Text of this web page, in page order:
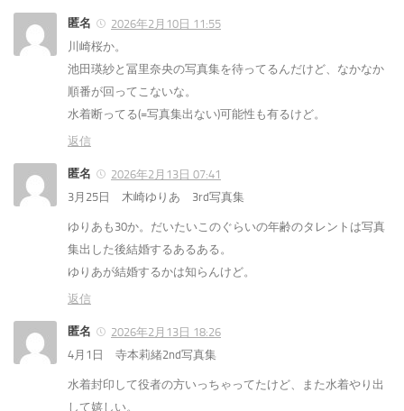
匿名
2026年2月10日 11:55
川崎桜か。
池田瑛紗と冨里奈央の写真集を待ってるんだけど、なかなか
順番が回ってこないな。
水着断ってる(=写真集出ない)可能性も有るけど。
返信
匿名
2026年2月13日 07:41
3月25日 木崎ゆりあ 3rd写真集
ゆりあも30か。だいたいこのぐらいの年齢のタレントは写真
集出した後結婚するあるある。
ゆりあが結婚するかは知らんけど。
返信
匿名
2026年2月13日 18:26
4月1日 寺本莉緒2nd写真集
水着封印して役者の方いっちゃってたけど、また水着やり出
して嬉しい。